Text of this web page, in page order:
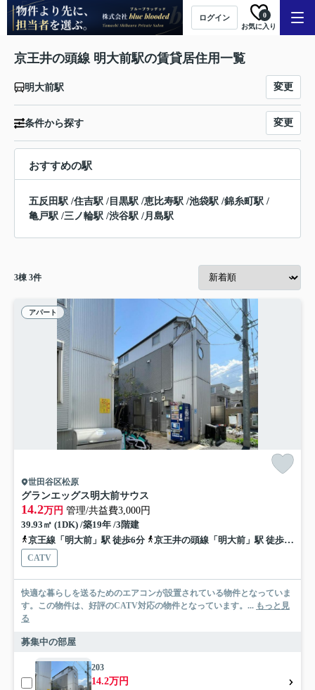
ログイン
お気に入り
0
京王井の頭線 明大前駅の賃貸居住用一覧
明大前駅 変更
条件から探す 変更
おすすめの駅
五反田駅 /住吉駅 / 目黒駅 /恵比寿駅 /池袋駅 /錦糸町駅 /
亀戸駅 /三ノ輪駅 /渋谷駅 /月島駅
3棟 3件
アパート
世田谷区松原
グランエッグス明大前サウス
14.2万円 管理/共益費3,000円
39.93㎡ (1DK) /築19年 /3階建
京王線「明大前」駅 徒歩6分
京王井の頭線「明大前」駅 徒歩6分
CATV
快適な暮らしを送るためのエアコンが設置されている物件となっていま
す。この物件は、好評のCATV対応の物件となっています。... もっと見
る
募集中の部屋
203
14.2万円